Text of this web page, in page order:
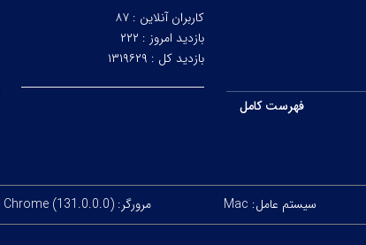
فهرست کامل
کاربران آنلاین : ۸۷
بازدید امروز : ۲۲۲
بازدید کل : ۱۳۱۹۶۲۹
سیستم عامل: Mac مرورگر: Google Chrome (131.0.0.0)